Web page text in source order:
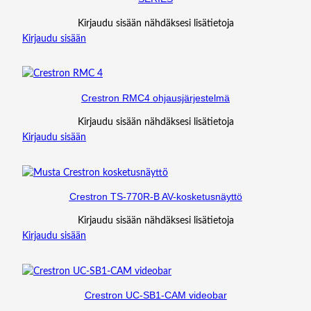
Kirjaudu sisään nähdäksesi lisätietoja
Kirjaudu sisään
Crestron RMC4 ohjausjärjestelmä
Kirjaudu sisään nähdäksesi lisätietoja
Kirjaudu sisään
Crestron TS-770R-B AV-kosketusnäyttö
Kirjaudu sisään nähdäksesi lisätietoja
Kirjaudu sisään
Crestron UC-SB1-CAM videobar